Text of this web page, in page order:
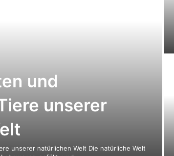
und
unserer
unserer natürlichen Welt Die natürliche Welt